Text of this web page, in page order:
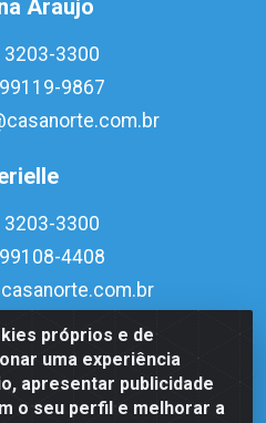
próprios e de
uma experiência
apresentar publicidade
o seu perfil e melhorar a
Araujo
3203-3300
9867
3203-3300
4408
Mário Câmara, 1815 -
- CEP 59054-600 - CNPJ
0001-51